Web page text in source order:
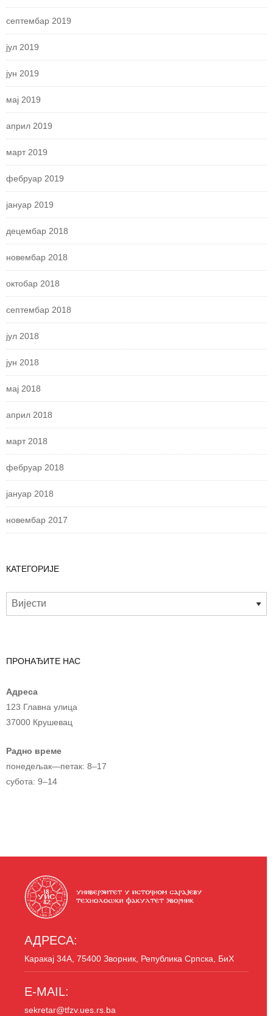
септембар 2019
јул 2019
јун 2019
мај 2019
април 2019
март 2019
фебруар 2019
јануар 2019
децембар 2018
новембар 2018
октобар 2018
септембар 2018
јул 2018
јун 2018
мај 2018
април 2018
март 2018
фебруар 2018
јануар 2018
новембар 2017
КАТЕГОРИЈЕ
ПРОНАЂИТЕ НАС
Адреса
123 Главна улица
37000 Крушевац
Радно време
понедељак—петак: 8–17
субота: 9–14
АДРЕСА:
Каракај 34A, 75400 Зворник, Република Српска, БиХ
E-MAIL:
sekretar@tfzv.ues.rs.ba